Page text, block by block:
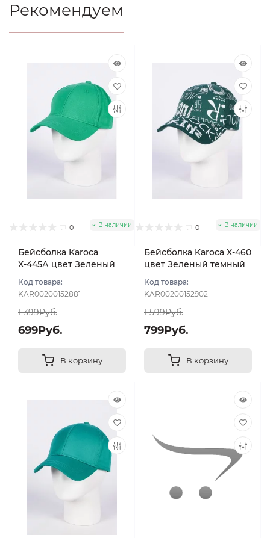
Рекомендуем
0 В наличии
Бейсболка Karoca
Х-445А цвет Зеленый
Код товара:
KAR00200152881
1 399Руб.
699Руб.
В корзину
0 В наличии
Бейсболка Karoca Х-460
цвет Зеленый темный
Код товара:
KAR00200152902
1 599Руб.
799Руб.
В корзину